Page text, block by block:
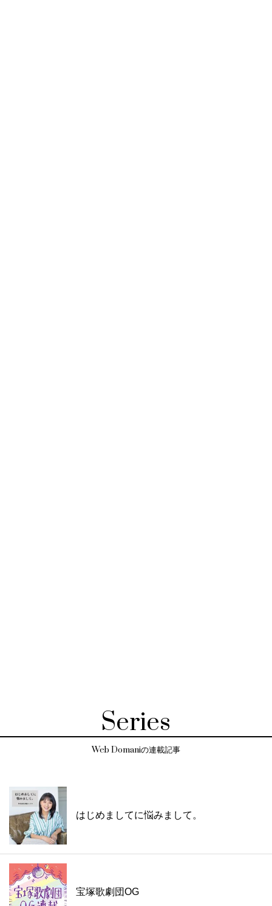
Series
Web Domaniの連載記事
はじめましてに悩みまして。
宝塚歌劇団OG